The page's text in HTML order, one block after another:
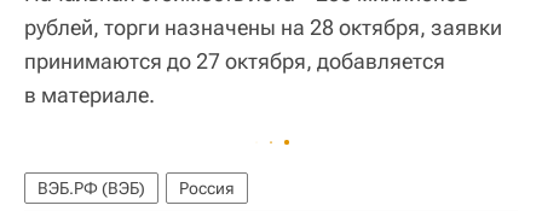
рублей, торги назначены на 28 октября, заявки
принимаются до 27 октября, добавляется
в материале.
ВЭБ.РФ (ВЭБ) Россия